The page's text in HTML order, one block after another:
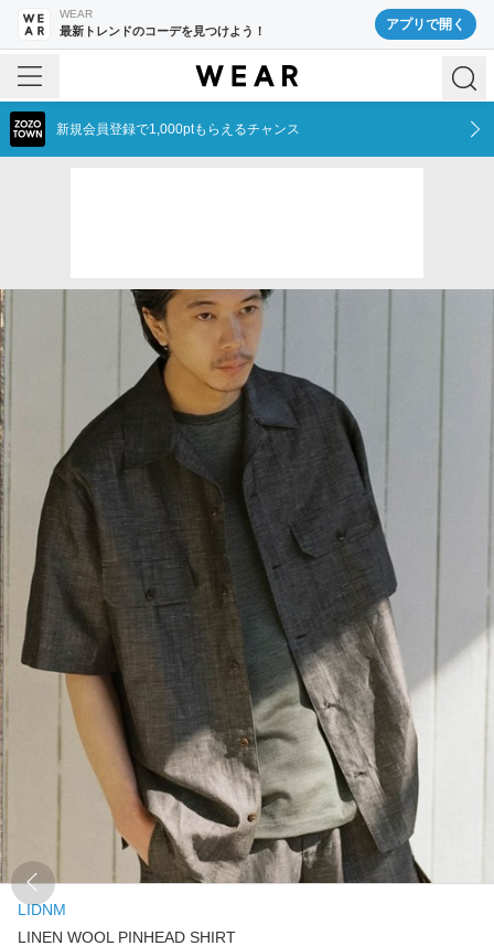
WEAR
最新トレンドのコーデを見つけよう！ アプリで開く
新規会員登録で1,000ptもらえるチャンス
LIDNM
LINEN WOOL PINHEAD SHIRT